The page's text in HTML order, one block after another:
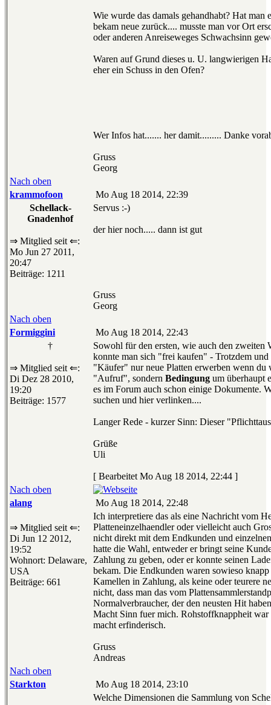
Wie wurde das damals gehandhabt? Hat
bekam neue zurück.... musste man vor Ort
oder anderen Anreiseweges Schwachsinn
Waren auf Grund dieses u. U. langwierigen
eher ein Schuss in den Ofen?
Wer Infos hat....... her damit......... Danke
Gruss
Georg
Nach oben
krammofoon
Mo Aug 18 2014, 22:39
Schellack-
Gnadenhof
⇒ Mitglied seit ⇐:
Mo Jun 27 2011,
20:47
Beiträge: 1211
Servus :-)
der hier noch..... dann ist gut
Gruss
Georg
Nach oben
Formiggini
Mo Aug 18 2014, 22:43
†
⇒ Mitglied seit ⇐:
Di Dez 28 2010,
19:20
Beiträge: 1577
Sowohl für den ersten, wie auch den
konnte man sich "frei kaufen" - Trotzdem
"Käufer" nur neue Platten erwerben wenn du
"Aufruf", sondern Bedingung um überhaupt
es im Forum auch schon einige Dokumente.
suchen und hier verlinken....
Langer Rede - kurzer Sinn: Dieser
Grüße
Uli
[ Bearbeitet Mo Aug 18 2014, 22:44 ]
Nach oben
alang
Mo Aug 18 2014, 22:48
⇒ Mitglied seit ⇐:
Di Jun 12 2012,
19:52
Wohnort: Delaware,
USA
Beiträge: 661
Ich interpretiere das als eine Nachricht vom
Platteneinzelhaendler oder vielleicht auch
nicht direkt mit dem Endkunden und
hatte die Wahl, entweder er bringt seine
Zahlung zu geben, oder er konnte seinen
bekam. Die Endkunden waren sowieso
Kamellen in Zahlung, als keine oder teurere
nicht, dass man das vom
Normalverbraucher, der den neusten Hit
Macht Sinn fuer mich. Rohstoffknappheit
macht erfinderisch.
Gruss
Andreas
Nach oben
Starkton
Mo Aug 18 2014, 23:10
Welche Dimensionen die Sammlung von